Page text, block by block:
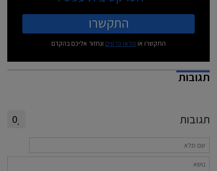
התקשרו
התקשרו או מלאו פרטים ונחזור אליכם בהקדם
תגובות
תגובות 0